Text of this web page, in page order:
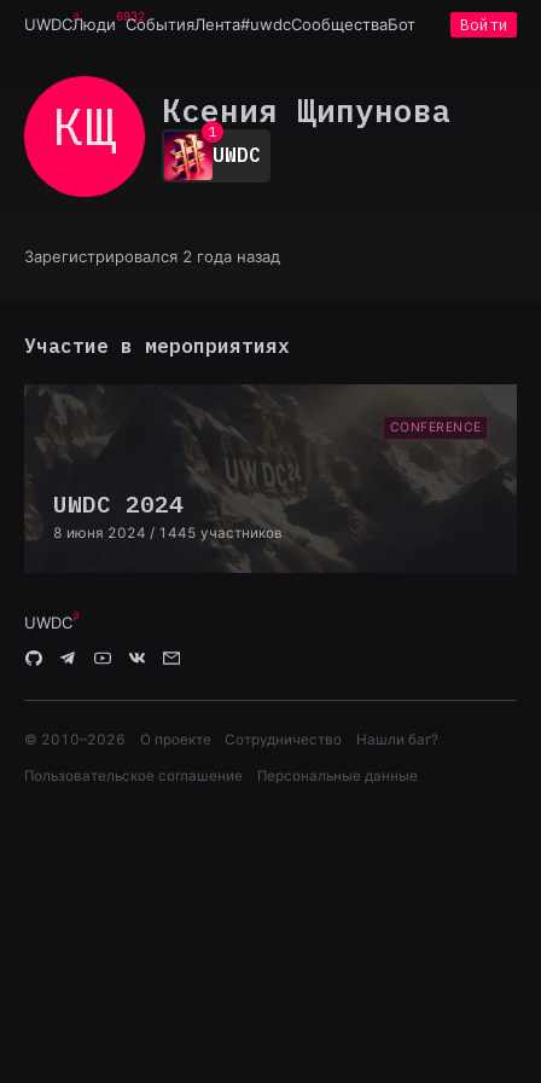
UWDCЛюди6932
СобытияЛента#uwdcСообществаБот Войти
КЩ Ксения Щипунова
0
1
2
3
6
UWDC
Зарегистрировался 2 года назад
Участие в мероприятиях
CONFERENCE
UWDC 2024
8 июня 2024 / 1445 участников
UWDC
© 2010–2026 О проекте Сотрудничество Нашли баг?
Пользовательское соглашение Персональные данные